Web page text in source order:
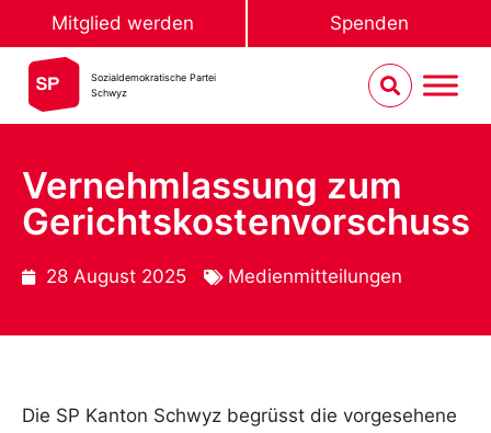
Mitglied werden Spenden
Sozialdemokratische Partei
Schwyz
Vernehmlassung zum
Gerichtskostenvorschuss
28 August 2025 Medienmitteilungen
Die SP Kanton Schwyz begrüsst die vorgesehene